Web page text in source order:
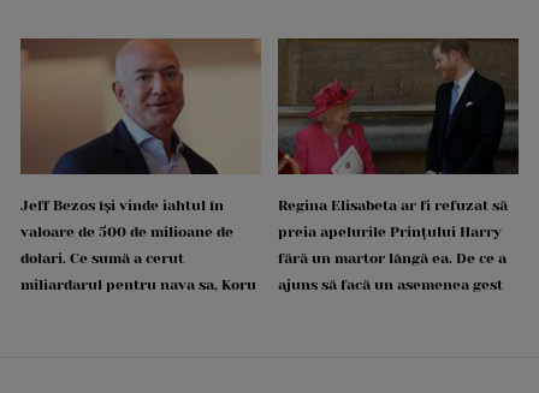
Jeff Bezos își vinde iahtul în
valoare de 500 de milioane de
dolari. Ce sumă a cerut
miliardarul pentru nava sa, Koru
Regina Elisabeta ar fi refuzat să
preia apelurile Prințului Harry
fără un martor lângă ea. De ce a
ajuns să facă un asemenea gest